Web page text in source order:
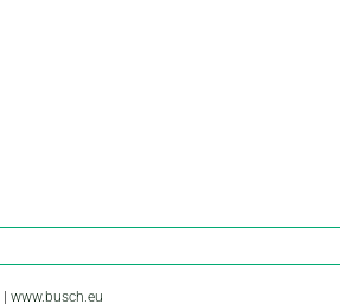
www.busch.eu